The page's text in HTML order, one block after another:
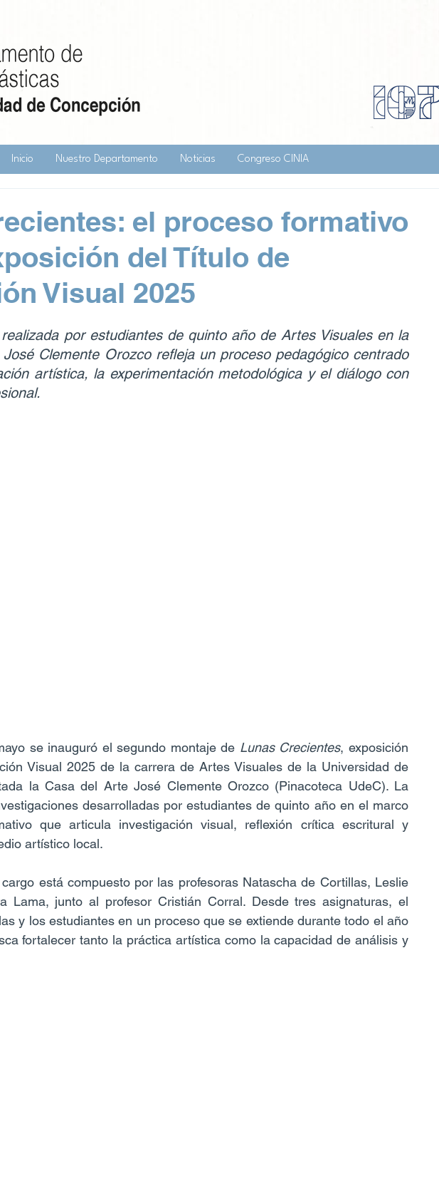
Inicio Nuestro Departamento Noticias Congreso CINIA
el proceso formativo
del Título de
Visual 2025
por estudiantes de quinto año de Artes Visuales en la
Clemente Orozco refleja un proceso pedagógico centrado
artística, la experimentación metodológica y el diálogo con
se inauguró el segundo montaje de Lunas Crecientes, exposición
Visual 2025 de la carrera de Artes Visuales de la Universidad de
la Casa del Arte José Clemente Orozco (Pinacoteca UdeC). La
desarrolladas por estudiantes de quinto año en el marco
que articula investigación visual, reflexión crítica escritural y
artístico local.
está compuesto por las profesoras Natascha de Cortillas, Leslie
Lama, junto al profesor Cristián Corral. Desde tres asignaturas, el
y los estudiantes en un proceso que se extiende durante todo el año
fortalecer tanto la práctica artística como la capacidad de análisis y